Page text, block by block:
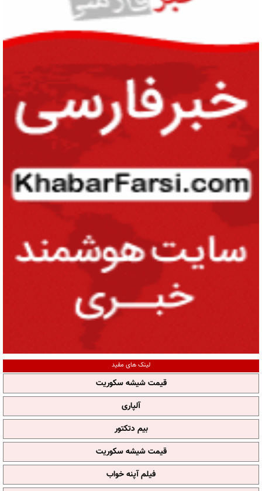
لینک های مفید
قیمت شیشه سکوریت
آلپاری
بیم دتکتور
قیمت شیشه سکوریت
فیلم آپنه خواب